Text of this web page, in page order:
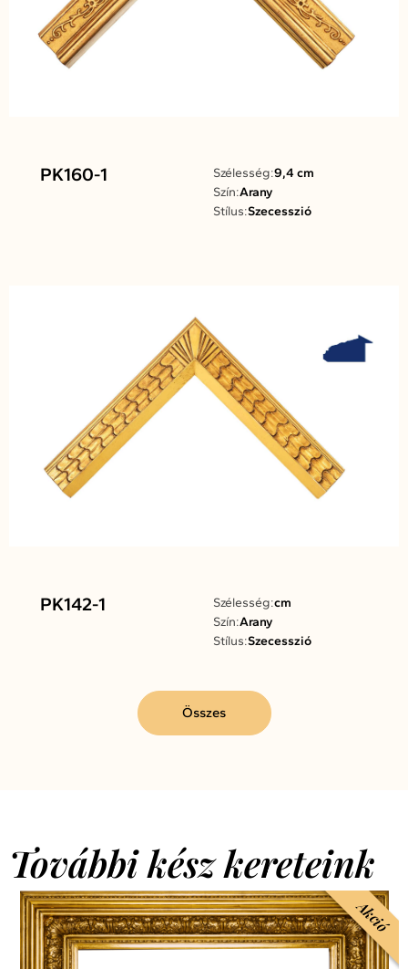
PK160-1 Szélesség:9,4 cm
Szín:Arany
Stílus:Szecesszió
PK142-1 Szélesség:cm
Szín:Arany
Stílus:Szecesszió
Összes
További kész kereteink
Akció